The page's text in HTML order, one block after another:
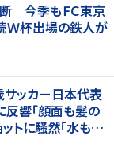
今季もＦＣ東京
Ｗ杯出場の鉄人が
サッカー日本代表
反響「顔面も髪の
トに騒然「水も滴